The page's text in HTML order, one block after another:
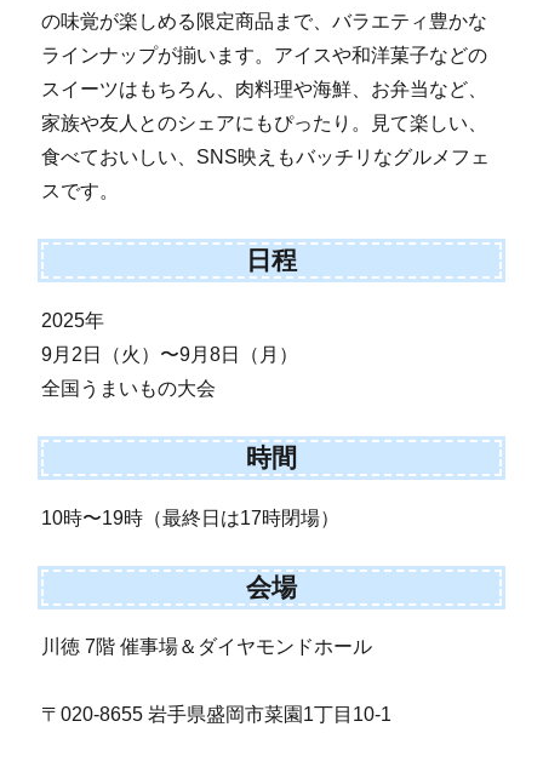
の味覚が楽しめる限定商品まで、バラエティ豊かな
ラインナップが揃います。アイスや和洋菓子などの
スイーツはもちろん、肉料理や海鮮、お弁当など、
家族や友人とのシェアにもぴったり。見て楽しい、
食べておいしい、SNS映えもバッチリなグルメフェ
スです。
日程
2025年
9月2日（火）〜9月8日（月）
全国うまいもの大会
時間
10時〜19時（最終日は17時閉場）
会場
川徳 7階 催事場＆ダイヤモンドホール
〒020-8655 岩手県盛岡市菜園1丁目10-1